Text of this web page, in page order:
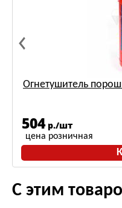
Огнетушитель
504 р./шт
цена розничная
С этим